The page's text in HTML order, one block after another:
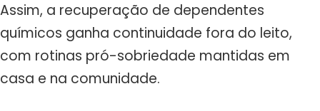
Assim, a recuperação de dependentes
químicos ganha continuidade fora do leito,
com rotinas pró-sobriedade mantidas em
casa e na comunidade.